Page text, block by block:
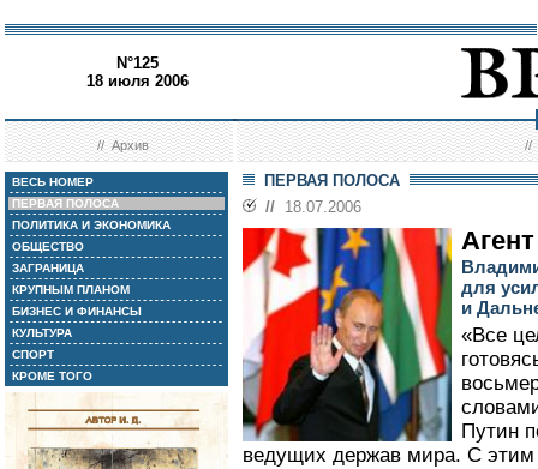
N°125
18 июля 2006
//Архив //
ВЕСЬ НОМЕР
ПЕРВАЯ ПОЛОСА
ПОЛИТИКА И ЭКОНОМИКА
ОБЩЕСТВО
ЗАГРАНИЦА
КРУПНЫМ ПЛАНОМ
БИЗНЕС И ФИНАНСЫ
КУЛЬТУРА
СПОРТ
КРОМЕ ТОГО
ПЕРВАЯ ПОЛОСА
// 18.07.2006
для
и
«Все
Путин
ведущих держав мира. С этим